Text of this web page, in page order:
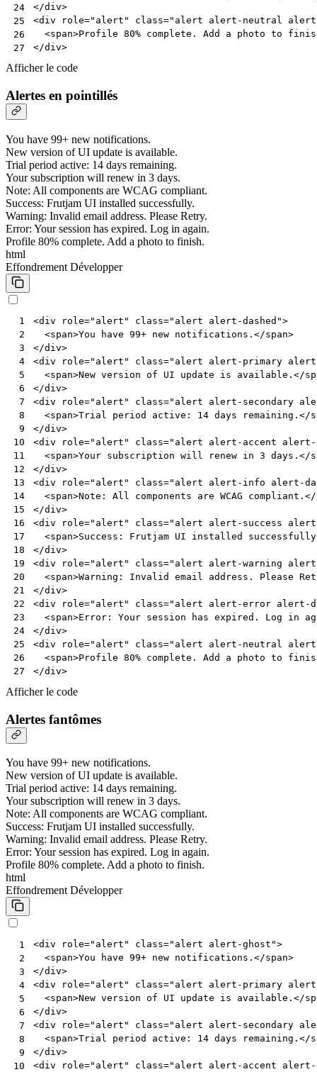
24
25
26
27
</div>
<div role="alert" class="alert alert-neutral
<span>Profile 80% complete. Add a photo to
</div>
Afficher le code
Alertes en pointillés
You have 99+ new notifications.
New version of UI update is available.
Trial period active: 14 days remaining.
Your subscription will renew in 3 days.
Note: All components are WCAG compliant.
Success: Frutjam UI installed successfully.
Warning: Invalid email address. Please Retry.
Error: Your session has expired. Log in again.
Profile 80% complete. Add a photo to finish.
html
Effondrement Développer
1
2
3
4
5
6
7
8
9
10
11
12
13
14
15
16
17
18
19
20
21
22
23
24
25
26
27
<div role="alert" class="alert alert-dashed">
<span>You have 99+ new notifications. </span>
</div>
<div role="alert" class="alert alert-primary alert-
<span>New version of UI update is available. </
</div>
<div role="alert" class="alert alert-secondary
<span>Trial period active: 14 days remaining. </
</div>
<div role="alert" class="alert alert-accent alert-
<span>Your subscription will renew in 3 days. </
</div>
<div role="alert" class="alert alert-info alert-
<span>Note: All components are WCAG compliant. </
</div>
<div role="alert" class="alert alert-success alert-
<span>Success: Frutjam UI installed
</div>
<div role="alert" class="alert alert-warning alert-
<span>Warning: Invalid email address. Please
</div>
<div role="alert" class="alert alert-error alert-
<span>Error: Your session has expired. Log in
</div>
<div role="alert" class="alert alert-neutral alert-
<span>Profile 80% complete. Add a photo to
</div>
Afficher le code
Alertes fantômes
You have 99+ new notifications.
New version of UI update is available.
Trial period active: 14 days remaining.
Your subscription will renew in 3 days.
Note: All components are WCAG compliant.
Success: Frutjam UI installed successfully.
Warning: Invalid email address. Please Retry.
Error: Your session has expired. Log in again.
Profile 80% complete. Add a photo to finish.
html
Effondrement Développer
1
2
3
4
5
6
7
8
9
10
<div role="alert" class="alert alert-ghost">
<span>You have 99+ new notifications. </span>
</div>
<div role="alert" class="alert alert-primary
<span>New version of UI update is available. </
</div>
<div role="alert" class="alert alert-secondary
<span>Trial period active: 14 days remaining. </
</div>
<div role="alert" class="alert alert-accent alert-